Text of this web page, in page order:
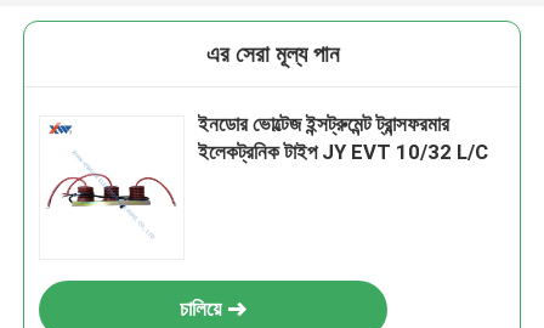
এর সেরা মূল্য পান
ইনডোর ভোল্টেজ ইন্সট্রুমেন্ট ট্রান্সফরমার
ইলেকট্রনিক টাইপ JY EVT 10/32 L/C
চালিয়ে